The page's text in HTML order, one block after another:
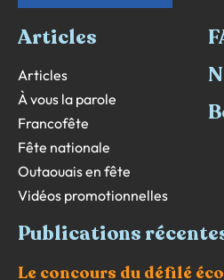
Articles
Articles
À vous la parole
Francofête
Fête nationale
Outaouais en fête
Vidéos promotionnelles
Publications
Le concours du défilé